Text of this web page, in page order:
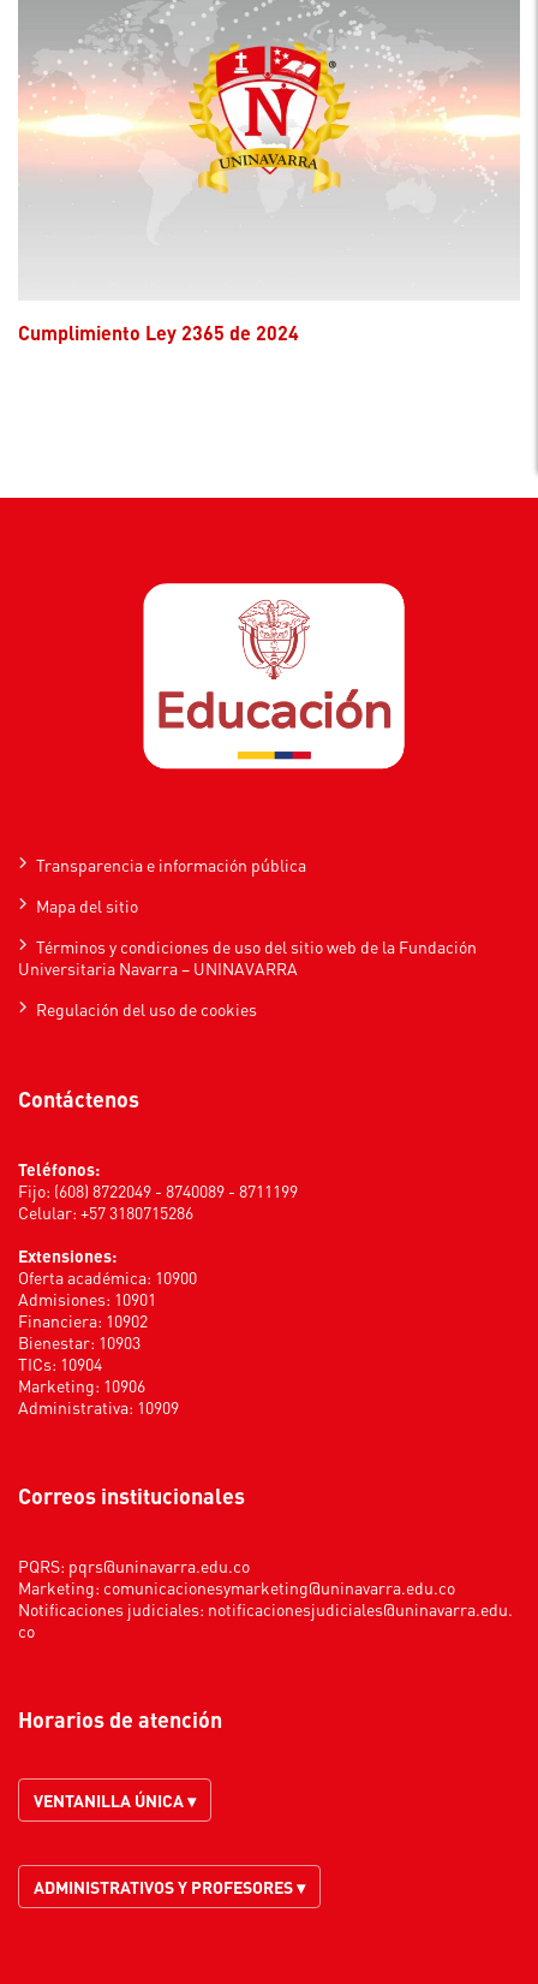
Cumplimiento Ley 2365 de 2024
Transparencia e información pública
Mapa del sitio
Términos y condiciones de uso del sitio web de la Fundación
Universitaria Navarra – UNINAVARRA
Regulación del uso de cookies
Contáctenos
Teléfonos:
Fijo: (608) 8722049 - 8740089 - 8711199
Celular: +57 3180715286
Extensiones:
Oferta académica: 10900
Admisiones: 10901
Financiera: 10902
Bienestar: 10903
TICs: 10904
Marketing: 10906
Administrativa: 10909
Correos institucionales
PQRS: pqrs@uninavarra.edu.co
Marketing: comunicacionesymarketing@uninavarra.edu.co
Notificaciones judiciales: notificacionesjudiciales@uninavarra.edu.
co
Horarios de atención
VENTANILLA ÚNICA ▾
ADMINISTRATIVOS Y PROFESORES ▾